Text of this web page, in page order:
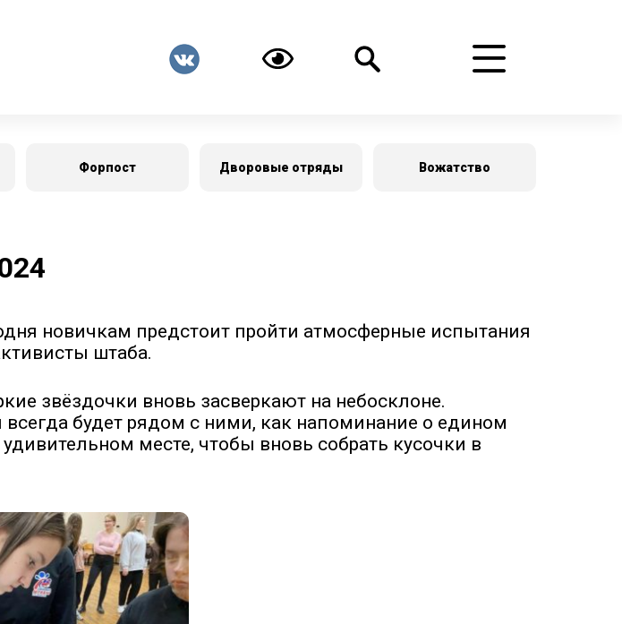
Форпост Дворовые отряды Вожатство
новичкам предстоит пройти атмосферные испытания
штаба.
звёздочки вновь засверкают на небосклоне.
будет рядом с ними, как напоминание о едином
месте, чтобы вновь собрать кусочки в